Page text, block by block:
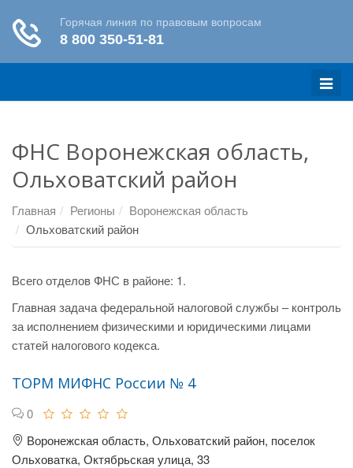
Меню
ФНС Воронежская область,
Ольховатский район
Главная Регионы
Воронежская область
Ольховатский район
Всего отделов ФНС в районе: 1.
Главная задача федеральной налоговой службы – контроль
за исполнением физическими и юридическими лицами
статей налогового кодекса.
ТОРМ МИФНС России № 4
0
Воронежская область, Ольховатский район, поселок
Ольховатка, Октябрьская улица, 33